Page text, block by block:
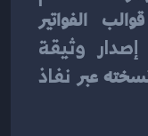
الطلب إلكترونيًا، ونُعدّ لك قوالب الفواتير
عبر نفاذ